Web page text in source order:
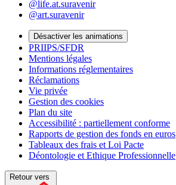
@life.at.suravenir
@art.suravenir
Désactiver les animations
PRIIPS/SFDR
Mentions légales
Informations réglementaires
Réclamations
Vie privée
Gestion des cookies
Plan du site
Accessibilité : partiellement conforme
Rapports de gestion des fonds en euros
Tableaux des frais et Loi Pacte
Déontologie et Ethique Professionnelle
Retour vers